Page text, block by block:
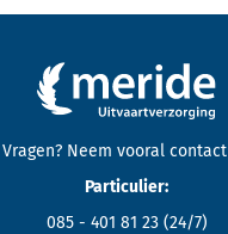
footer menu van Meride
Vragen? Neem vooral contact
Particulier:
085 - 401 81 23 (24/7)